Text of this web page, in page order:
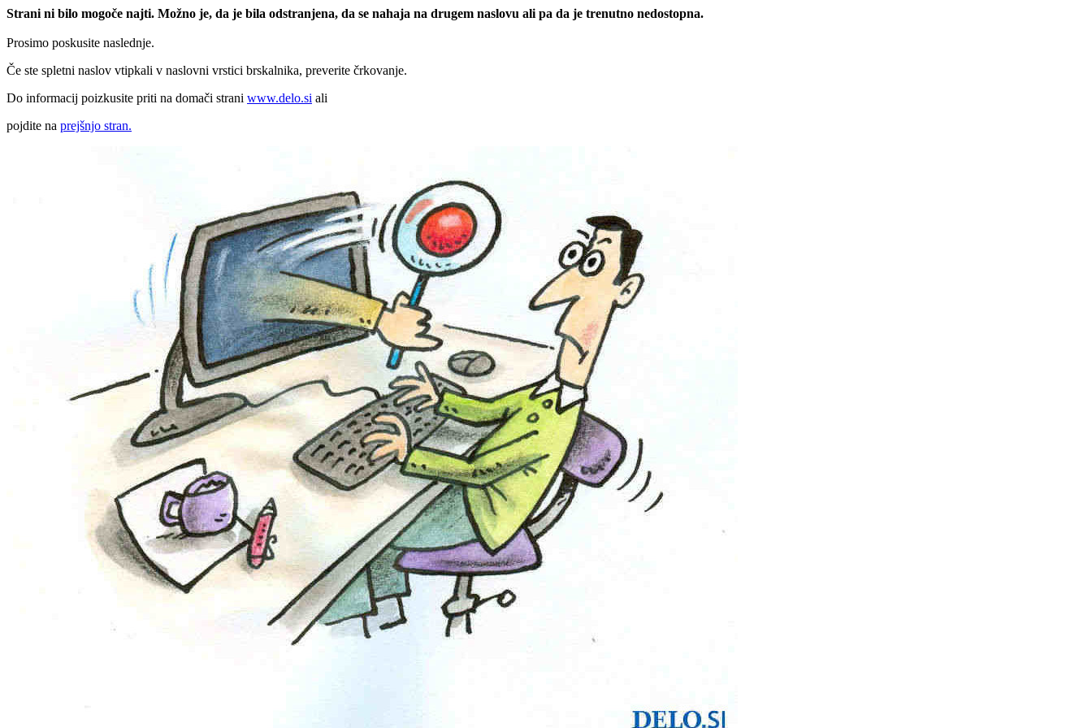
Strani ni bilo mogoče najti. Možno je, da je bila odstranjena, da se nahaja na drugem naslovu ali pa da je trenutno nedostopna.
Prosimo poskusite naslednje.
Če ste spletni naslov vtipkali v naslovni vrstici brskalnika, preverite črkovanje.
Do informacij poizkusite priti na domači strani www.delo.si ali
pojdite na prejšnjo stran.